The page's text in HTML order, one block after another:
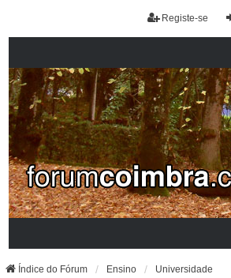
Registe-se
Índice do Fórum Ensino Universidade